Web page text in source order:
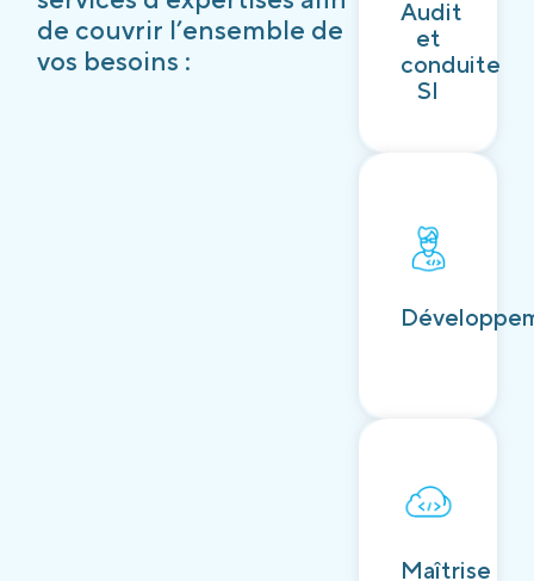
de couvrir l’ensemble de
vos besoins :
Audit
et
conduite
SI
Découvrir
Maîtrise